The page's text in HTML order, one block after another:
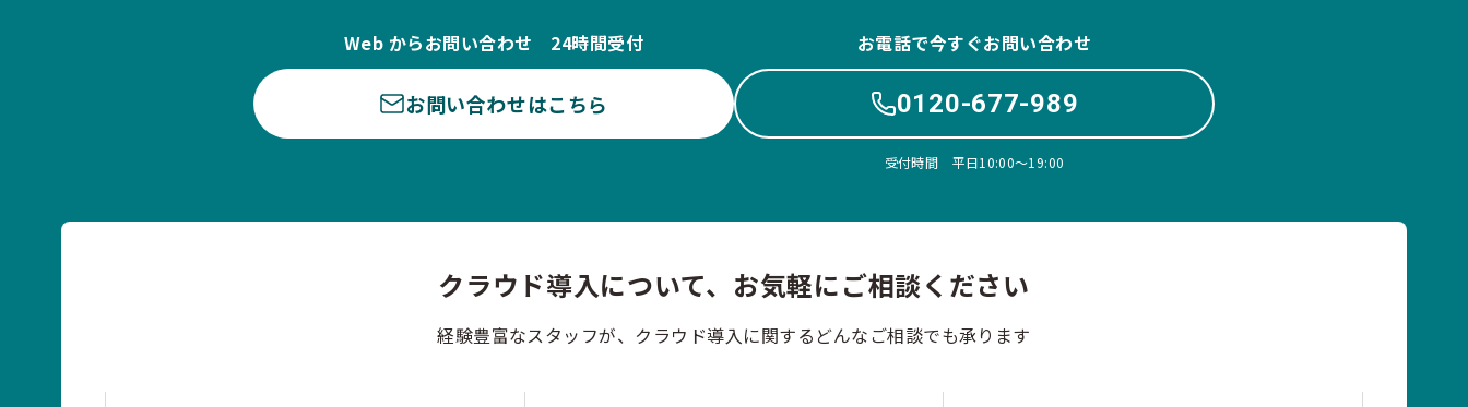
Web からお問い合わせ 24時間受付
お問い合わせはこちら
お電話で今すぐお問い合わせ
0120-677-989
受付時間 平日10:00〜19:00
クラウド導入について、お気軽にご相談ください
経験豊富なスタッフが、クラウド導入に関するどんなご相談でも承ります